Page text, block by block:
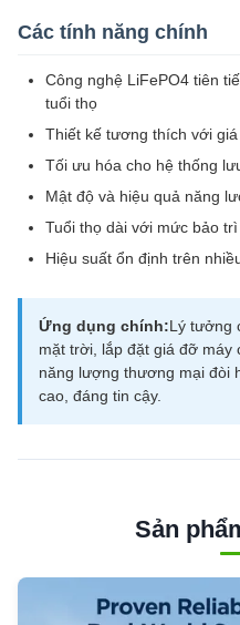
Các tính năng chính
Công nghệ LiFePO4 tiên
tuổi thọ
Thiết kế tương thích với
Tối ưu hóa cho hệ thống
Mật độ và hiệu quả năng
Tuổi thọ dài với mức bảo
Hiệu suất ổn định trên
Ứng dụng chính:Lý tưởng
mặt trời, lắp đặt giá đỡ máy
năng lượng thương mại đòi
cao, đáng tin cậy.
Sản